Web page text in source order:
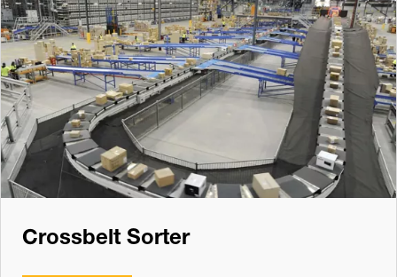
Crossbelt Sorter